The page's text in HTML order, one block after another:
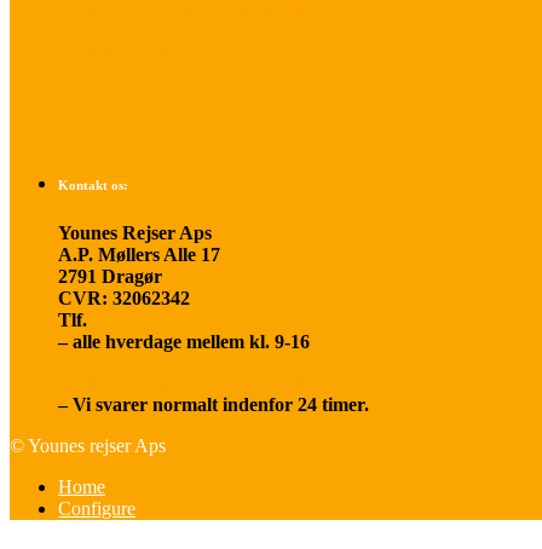
Kontakt os:
Younes Rejser Aps
A.P. Møllers Alle 17
2791 Dragør
CVR: 32062342
Tlf.
– alle hverdage mellem kl. 9-16
– Vi svarer normalt indenfor 24 timer.
© Younes rejser Aps
Home
Configure